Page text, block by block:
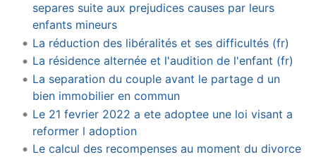
separes suite aux prejudices causes par leurs
enfants mineurs
La réduction des libéralités et ses difficultés (fr)
La résidence alternée et l'audition de l'enfant (fr)
La separation du couple avant le partage d un
bien immobilier en commun
Le 21 fevrier 2022 a ete adoptee une loi visant a
reformer l adoption
Le calcul des recompenses au moment du divorce